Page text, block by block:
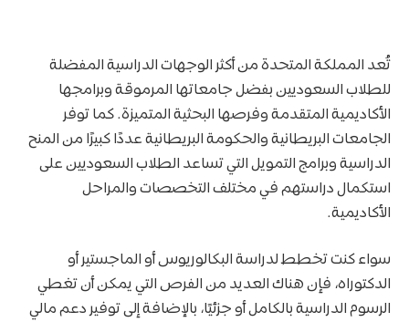
تُعد المملكة المتحدة من أكثر الوجهات الدراسية المفضلة
للطلاب السعوديين بفضل جامعاتها المرموقة وبرامجها
الأكاديمية المتقدمة وفرصها البحثية المتميزة. كما توفر
الجامعات البريطانية والحكومة البريطانية عددًا كبيرًا من المنح
الدراسية وبرامج التمويل التي تساعد الطلاب السعوديين على
استكمال دراستهم في مختلف التخصصات والمراحل
الأكاديمية.
سواء كنت تخطط لدراسة البكالوريوس أو الماجستير أو
الدكتوراه، فإن هناك العديد من الفرص التي يمكن أن تغطي
الرسوم الدراسية بالكامل أو جزئيًا، بالإضافة إلى توفير دعم مالي